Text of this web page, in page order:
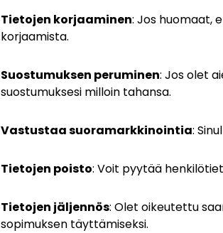
Tietojen korjaaminen: Jos huomaat,
korjaamista.
Suostumuksen peruminen: Jos olet
suostumuksesi milloin tahansa.
Vastustaa suoramarkkinointia:
Tietojen poisto: Voit pyytää
Tietojen jäljennös: Olet oikeutettu
sopimuksen täyttämiseksi.